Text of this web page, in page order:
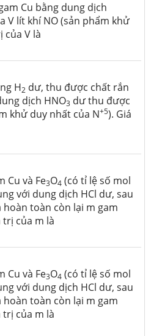
Cu bằng dung dịch
V lít khí NO (sản phẩm khử
của V là
H2 dư, thu được chất rắn
dịch HNO3 dư thu được
khử duy nhất của N+5). Giá
Cu và Fe3O4 (có tỉ lệ số mol
với dung dịch HCl dư, sau
hoàn toàn còn lại m gam
trị của m là
Cu và Fe3O4 (có tỉ lệ số mol
với dung dịch HCl dư, sau
hoàn toàn còn lại m gam
trị của m là